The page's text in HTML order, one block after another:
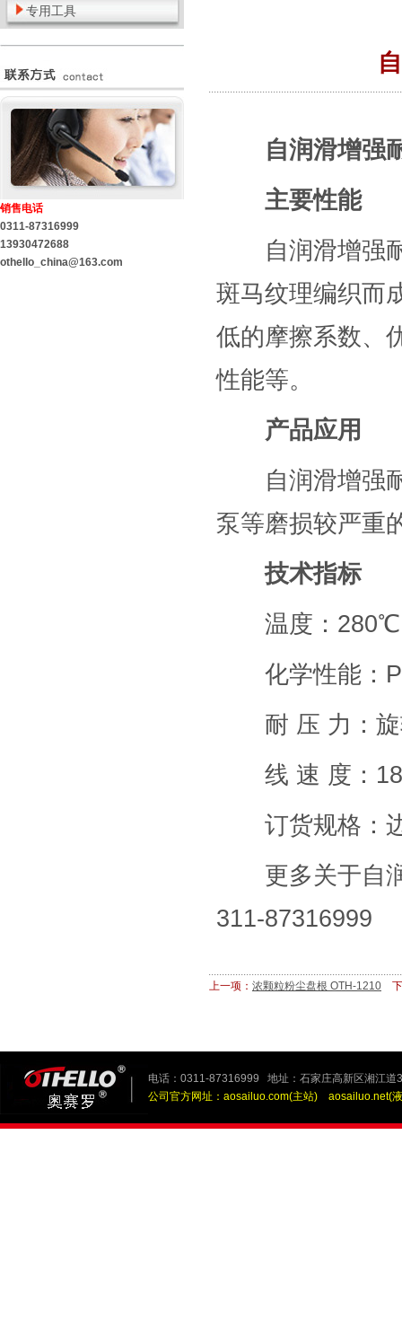
专用工具
销售电话
0311-87316999
13930472688
othello_china@163.com
自润滑增强耐
主要性能
自润滑增强耐
斑马纹理编织而
低的摩擦系数、
性能等。
产品应用
自润滑增强耐
泵等磨损较严重
技术指标
温度：280℃
化学性能：
耐 压 力：旋
线 速 度：
订货规格：
更多关于自润
311-87316999
上一项： 浓颗粒粉尘盘根 OTH-1210 下
电话：0311-87316999 地址：石家庄高新区湘江道
公司官方网址： aosailuo.com(主站) aosailuo.net(